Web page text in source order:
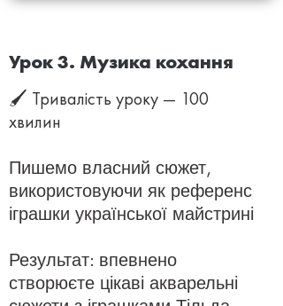
Урок 3. Музика кохання
🖌 Тривалість уроку — 100
хвилин
Пишемо власний сюжет,
використовуючи як референс
іграшки української майстрині
Результат: впевнено
створюєте цікаві акварельні